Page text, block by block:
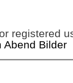
registered
Abend Bilder